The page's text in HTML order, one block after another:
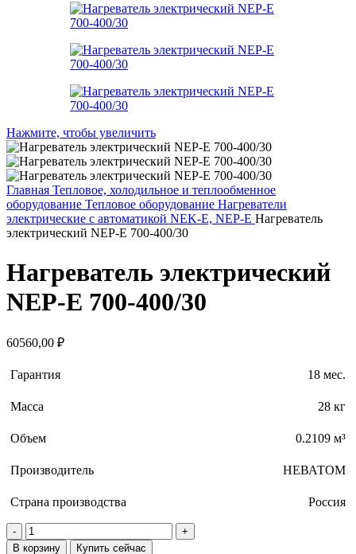
Нажмите, чтобы увеличить
Главная Тепловое, холодильное и теплообменное
оборудование Тепловое оборудование Нагреватели
электрические с автоматикой NEK-E, NEP-E Нагреватель
электрический NEP-E 700-400/30
Нагреватель электрический
NEP-E 700-400/30
60560,00 ₽
Гарантия 18 мес.
Масса 28 кг
Объем 0.2109 м³
Производитель НЕВАТОМ
Страна производства Россия
В корзину Купить сейчас